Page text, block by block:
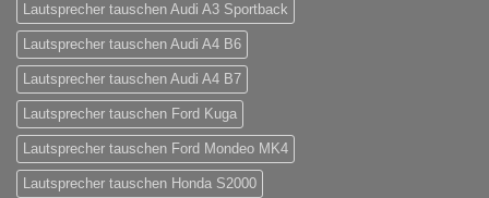
Lautsprecher tauschen Audi A3 Sportback
Lautsprecher tauschen Audi A4 B6
Lautsprecher tauschen Audi A4 B7
Lautsprecher tauschen Ford Kuga
Lautsprecher tauschen Ford Mondeo MK4
Lautsprecher tauschen Honda S2000